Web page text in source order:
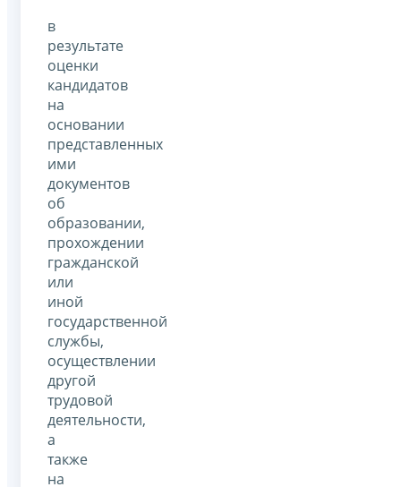
в
результате
оценки
кандидатов
на
основании
представленных
ими
документов
об
образовании,
прохождении
гражданской
или
иной
государственной
службы,
осуществлении
другой
трудовой
деятельности,
а
также
на